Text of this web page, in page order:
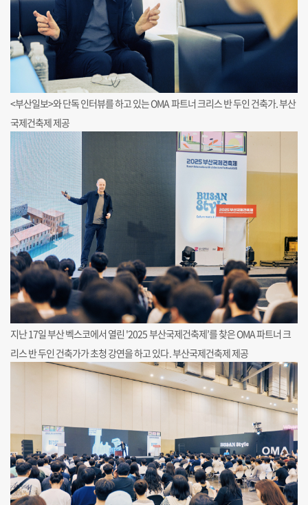
<부산일보>와 단독 인터뷰를 하고 있는 OMA 파트너 크리스 반 두인 건축가. 부산
국제건축제 제공
지난 17일 부산 벡스코에서 열린 '2025 부산국제건축제’를 찾은 OMA 파트너 크
리스 반 두인 건축가가 초청 강연을 하고 있다. 부산국제건축제 제공